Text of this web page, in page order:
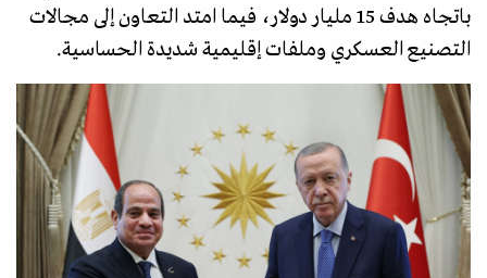
باتجاه هدف 15 مليار دولار، فيما امتد التعاون إلى مجالات
التصنيع العسكري وملفات إقليمية شديدة الحساسية.